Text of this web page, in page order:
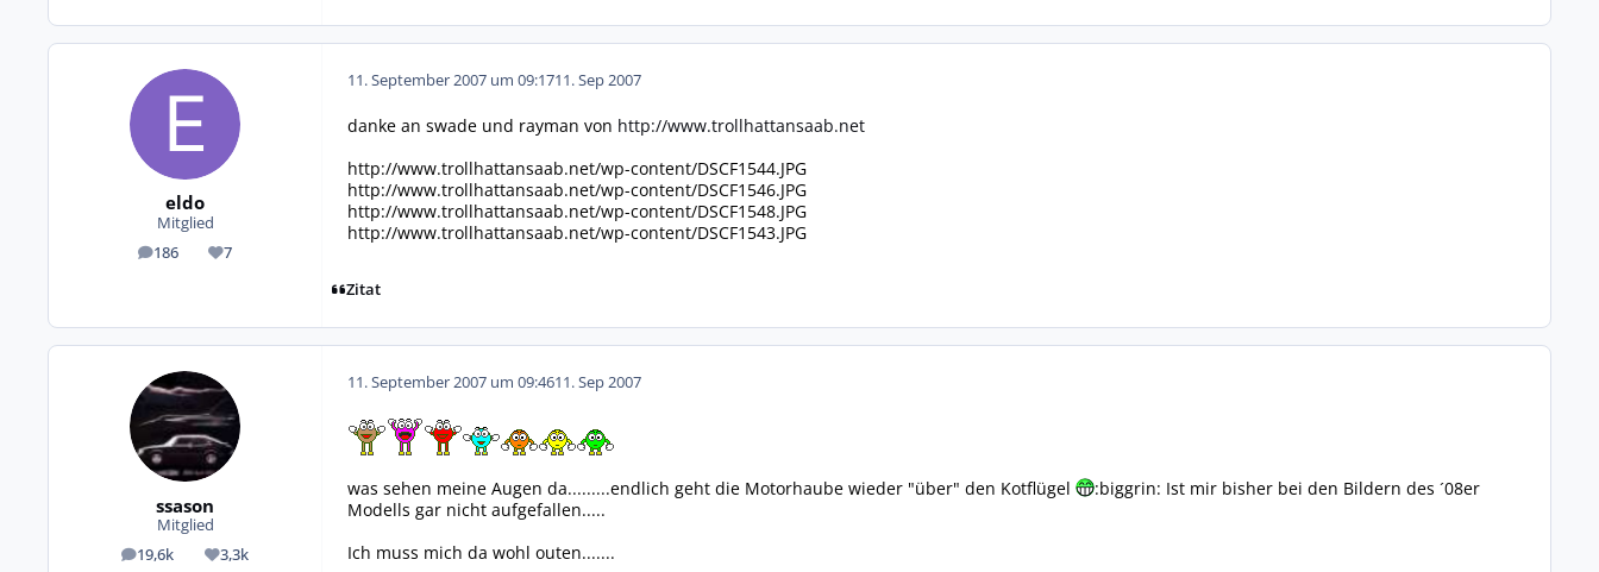
eldo
Mitglied
186
Beiträge 7
Reputation
11. September 2007 um 09:1711. Sep 2007
danke an swade und rayman von http://www.trollhattansaab.net
http://www.trollhattansaab.net/wp-content/DSCF1544.JPG
http://www.trollhattansaab.net/wp-content/DSCF1546.JPG
http://www.trollhattansaab.net/wp-content/DSCF1548.JPG
http://www.trollhattansaab.net/wp-content/DSCF1543.JPG
Zitat
ssason
Mitglied
19,6k
Beiträge 3,3k
Reputation
11. September 2007 um 09:4611. Sep 2007
was sehen meine Augen da.........endlich geht die Motorhaube wieder "über" den Kotflügel
:biggrin: Ist mir bisher bei den Bildern des ´08er
Modells gar nicht aufgefallen.....
Ich muss mich da wohl outen.......